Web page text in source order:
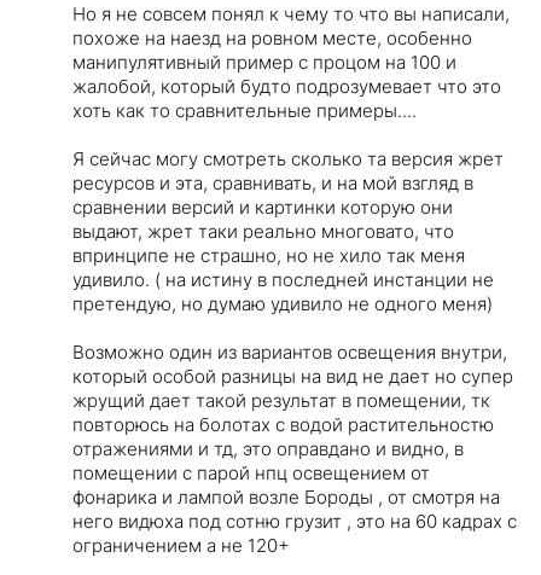
Но я не совсем понял к чему то что вы написали,
похоже на наезд на ровном месте, особенно
манипулятивный пример с процом на 100 и
жалобой, который будто подрозумевает что это
хоть как то сравнительные примеры....
Я сейчас могу смотреть сколько та версия жрет
ресурсов и эта, сравнивать, и на мой взгляд в
сравнении версий и картинки которую они
выдают, жрет таки реально многовато, что
впринципе не страшно, но не хило так меня
удивило. ( на истину в последней инстанции не
претендую, но думаю удивило не одного меня)
Возможно один из вариантов освещения внутри,
который особой разницы на вид не дает но супер
жрущий дает такой результат в помещении, тк
повторюсь на болотах с водой растительностю
отражениями и тд, это оправдано и видно, в
помещении с парой нпц освещением от
фонарика и лампой возле Бороды , от смотря на
него видюха под сотню грузит , это на 60 кадрах с
ограничением а не 120+